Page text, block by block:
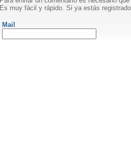
Es muy fácil y rápido. Si ya estás
Mail